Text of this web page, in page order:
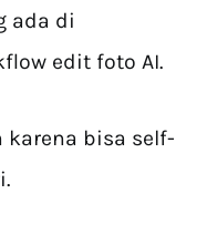
ada di
edit foto AI.
karena bisa self-